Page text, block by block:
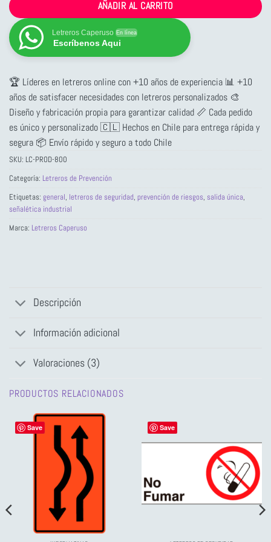
AÑADIR AL CARRITO
Letreros Caperuso En línea
Escríbenos Aqui
🏆 Líderes en letreros online con +10 años de experiencia 📊 +10
años de satisfacer necesidades con letreros personalizados 🎨
Diseño y fabricación propia para garantizar calidad 📏 Cada pedido
es único y personalizado 🇨🇱 Hechos en Chile para entrega rápida y
segura 📦 Envío rápido y seguro a todo Chile
SKU: LC-PROD-800
Categoría: Letreros de Prevención
Etiquetas: general, letreros de seguridad, prevención de riesgos, salida única,
señalética industrial
Marca: Letreros Caperuso
Descripción
Información adicional
Valoraciones (3)
PRODUCTOS RELACIONADOS
Save Save